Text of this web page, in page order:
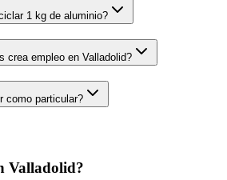
1 kg de aluminio?
crea empleo en Valladolid?
como particular?
Valladolid?